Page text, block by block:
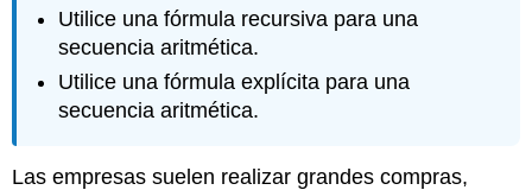
Utilice una fórmula recursiva para una
secuencia aritmética.
Utilice una fórmula explícita para una
secuencia aritmética.
Las empresas suelen realizar grandes compras,